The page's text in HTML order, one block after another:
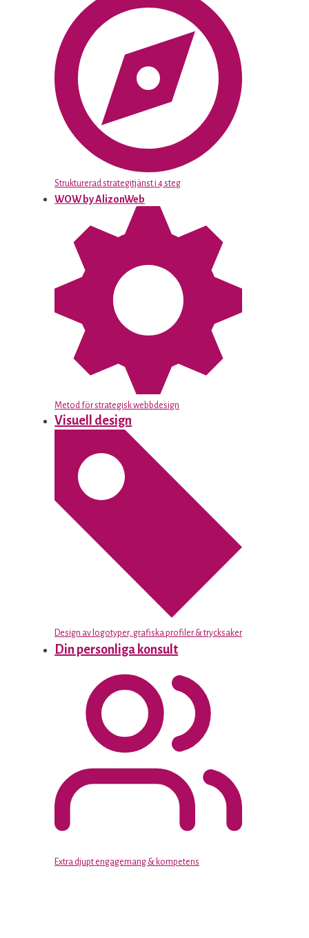
Strukturerad strategitjänst i 4 steg
WOW by AlizonWeb
Metod för strategisk webbdesign
Visuell design
Design av logotyper, grafiska profiler & trycksaker
Din personliga konsult
Extra djupt engagemang & kompetens